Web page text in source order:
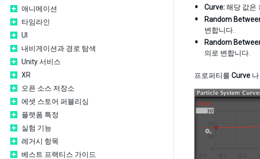
애니메이션
타임라인
UI
내비게이션과 경로 탐색
Unity 서비스
XR
오픈 소스 저장소
에셋 스토어 퍼블리싱
플랫폼 특정
실험 기능
레거시 항목
베스트 프랙티스 가이드
Curve:해당 값은
Random
변합니다.
Random
의로 변합니다.
프로퍼티를 Curve 나